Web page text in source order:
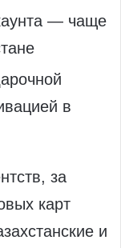
— чаще
в
за
карт
и